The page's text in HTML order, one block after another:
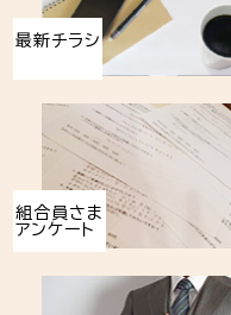
最新チラシ
組合員さま
アンケート